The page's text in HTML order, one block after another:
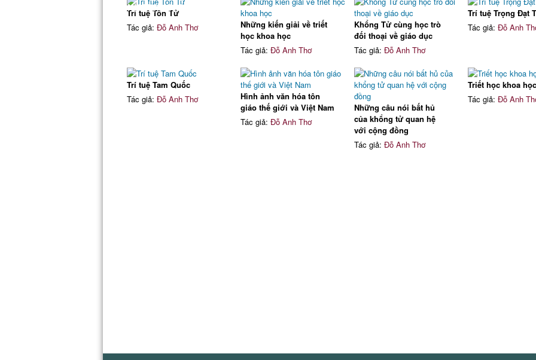
DANH MỤC SÁCH
Trí tuệ Tôn Tử
Tác giả: Đỗ Anh Thơ
Những kiến giải về triết
học khoa học
Tác giả: Đỗ Anh Thơ
Khổng Tử cùng học trò
đối thoại về giáo dục
Tác giả: Đỗ Anh Thơ
Trí tuệ Trọng Đạt
Tác giả: Đỗ Anh
Trí tuệ Tam Quốc
Tác giả: Đỗ Anh Thơ
Hình ảnh văn hóa tôn
giáo thế giới và Việt Nam
Tác giả: Đỗ Anh Thơ
Những câu nói bất hủ
của khổng tử quan hệ
với cộng đồng
Tác giả: Đỗ Anh Thơ
Triết học khoa học
Tác giả: Đỗ Anh